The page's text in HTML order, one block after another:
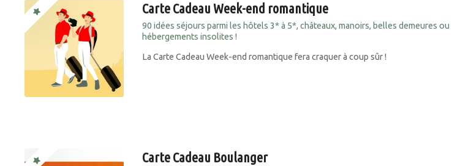
Carte Cadeau Week-end romantique
90 idées séjours parmi les hôtels 3* à 5*, châteaux, manoirs, belles demeures ou
hébergements insolites !
La Carte Cadeau Week-end romantique fera craquer à coup sûr !
Carte Cadeau Boulanger